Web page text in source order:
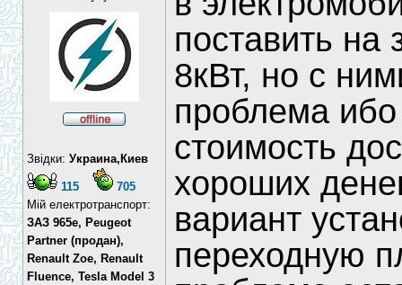
Звідки: Украина,Киев
115
705
Мій електротранспорт:
ЗАЗ 965e, Peugeot
Partner (продан),
Renault Zoe, Renault
Fluence, Tesla Model 3
поставить на
8кВт, но с
проблема
стоимость
хороших
вариант
переходную